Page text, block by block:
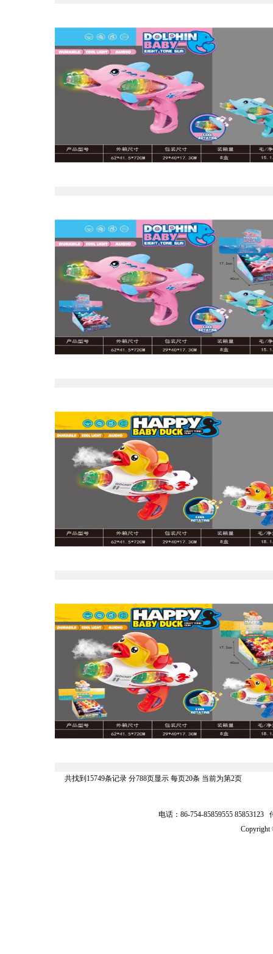
共找到15749条记录 分788页显示 每页20条 当前为第2页
电话：86-754-85859555 85853123
Copyright